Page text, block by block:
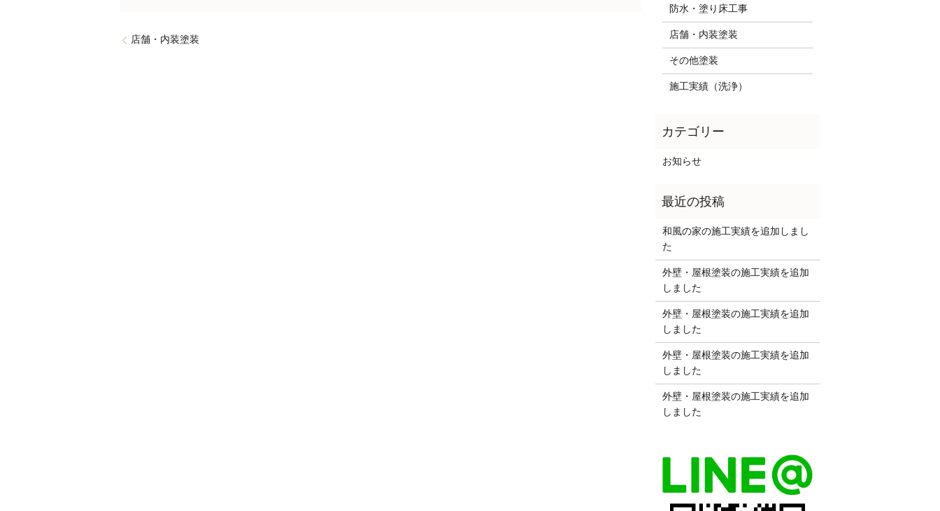
店舗・内装塗装
防水・塗り床工事
店舗・内装塗装
その他塗装
施工実績（洗浄）
お知らせ
和風の家の施工実績を追加しまし
た
外壁・屋根塗装の施工実績を追加
しました
外壁・屋根塗装の施工実績を追加
しました
外壁・屋根塗装の施工実績を追加
しました
外壁・屋根塗装の施工実績を追加
しました